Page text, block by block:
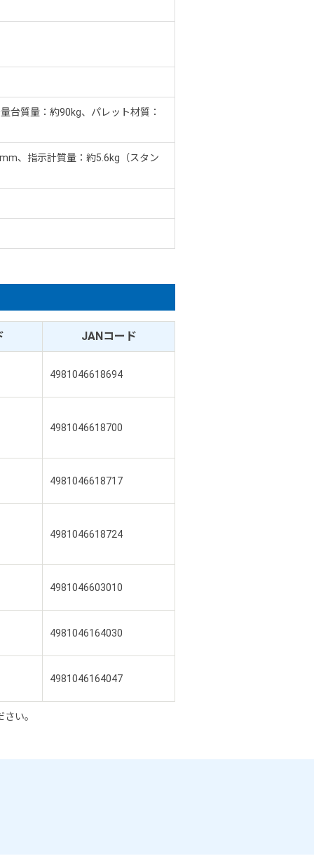
台質量：約90kg、パレット材質：
、指示計質量：約5.6kg（スタン
JANコード
4981046618694
4981046618700
4981046618717
4981046618724
4981046603010
4981046164030
4981046164047
い。